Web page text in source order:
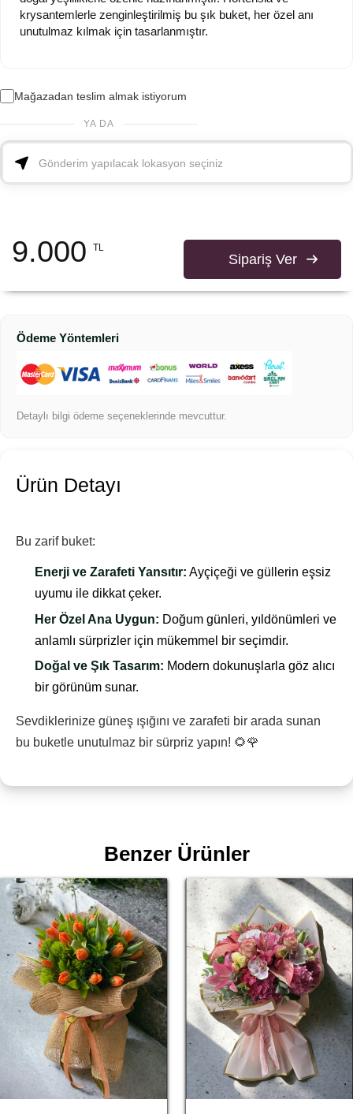
krysantemlerle zenginleştirilmiş bu şık buket, her özel anı
unutulmaz kılmak için tasarlanmıştır.
Mağazadan teslim almak istiyorum
YA DA
9.000 TL
Sipariş Ver
Ödeme Yöntemleri
Detaylı bilgi ödeme seçeneklerinde mevcuttur.
Ürün Detayı
Bu zarif buket:
Enerji ve Zarafeti Yansıtır: Ayçiçeği ve güllerin eşsiz
uyumu ile dikkat çeker.
Her Özel Ana Uygun: Doğum günleri, yıldönümleri ve
anlamlı sürprizler için mükemmel bir seçimdir.
Doğal ve Şık Tasarım: Modern dokunuşlarla göz alıcı
bir görünüm sunar.
Sevdiklerinize güneş ışığını ve zarafeti bir arada sunan
bu buketle unutulmaz bir sürpriz yapın! 🌻🌹
Benzer Ürünler